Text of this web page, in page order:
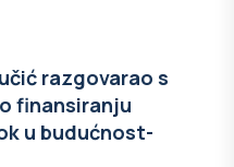
razgovarao s
finansiranju
u budućnost-